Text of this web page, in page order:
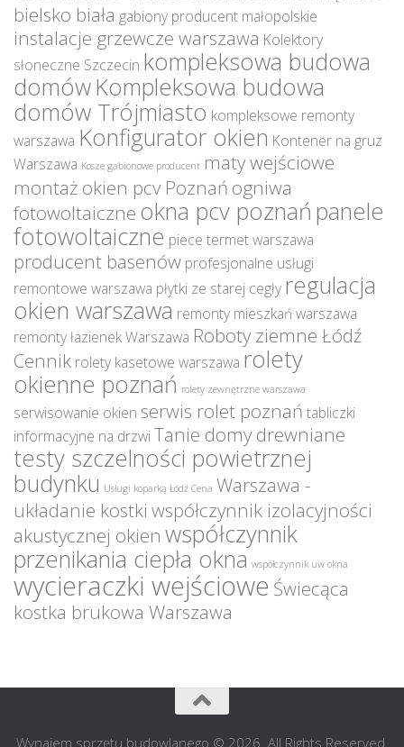
bielsko biała gabiony producent małopolskie
instalacje grzewcze warszawa Kolektory
słoneczne Szczecin kompleksowa budowa
domówKompleksowa budowa
domów Trójmiasto kompleksowe remonty
warszawa Konfigurator okien Kontener na gruz
Warszawa Kosze gabionowe producent maty wejściowe
montaż okien pcv Poznań ogniwa
fotowoltaiczne okna pcv poznań panele
fotowoltaiczne piece termet warszawa
producent basenów profesjonalne usługi
remontowe warszawa płytki ze starej cegły regulacja
okien warszawa remonty mieszkań warszawa
remonty łazienek Warszawa Roboty ziemne Łódź
Cennik rolety kasetowe warszawa rolety
okienne poznań rolety zewnętrzne warszawa
serwisowanie okien serwis rolet poznań tabliczki
informacyjne na drzwiTanie domy drewniane
testy szczelności powietrznej
budynku Usługi koparką Łódź Cena Warszawa -
układanie kostki współczynnik izolacyjności
akustycznej okien współczynnik
przenikania ciepła okna współczynnik uw okna
wycieraczki wejściowe Świecąca
kostka brukowa Warszawa
Wynajem sprzętu budowlanego © 2026. All Rights Reserved.